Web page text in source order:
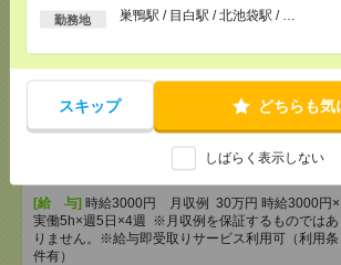
以上
勤務地 巣鴨駅 / 目白駅 / 北池袋駅 / …
スキップ どちらも気
しばらく表示しない
[給 与]無資格未経験：時給1500円～ ■週払い
目白駅/北池袋駅/…
【在宅勤務OK】時給3000円！10～16
し▼新日本橋で一般事務[派遣]
[給 与] 時給3000円 月収例 30万円 時給3000円×
実働5h×週5日×4週 ※月収例を保証するものではあ
りません。※給与即受取りサービス利用可（利用条
件有）